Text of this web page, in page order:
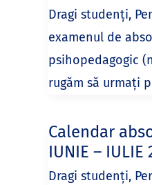
Dragi studenți,
examenul de
psihopedagogic
rugăm să urmați
Calendar
IUNIE – IULIE
Dragi studenți,